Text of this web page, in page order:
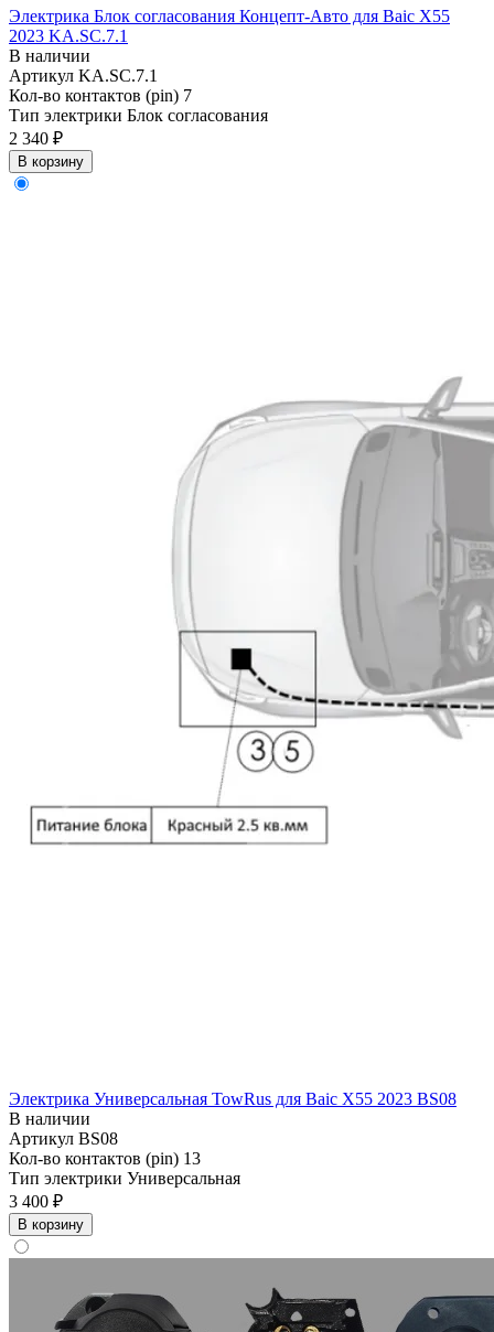
Электрика Блок согласования Концепт-Авто для Baic X55
2023 KA.SC.7.1
В наличии
Артикул KA.SC.7.1
Кол-во контактов (pin) 7
Тип электрики Блок согласования
2 340 ₽
В корзину
Электрика Универсальная TowRus для Baic X55 2023 BS08
В наличии
Артикул BS08
Кол-во контактов (pin) 13
Тип электрики Универсальная
3 400 ₽
В корзину